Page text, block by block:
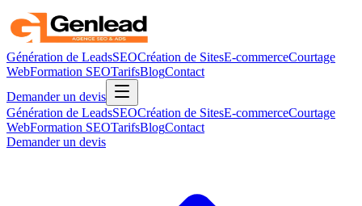
Génération de LeadsSEOCréation de SitesE-commerceCourtage
WebFormation SEOTarifsBlogContact
Demander un devis
Génération de LeadsSEOCréation de SitesE-commerceCourtage
WebFormation SEOTarifsBlogContact
Demander un devis